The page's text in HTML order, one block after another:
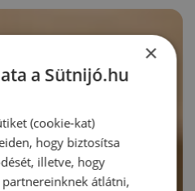
×
a Sütnijó.hu
(cookie-kat)
hogy biztosítsa
illetve, hogy
partnereinknek átlátni,